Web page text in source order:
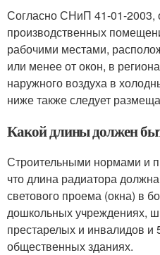
Согласно СНиП 41-01-2003,
производственных
рабочими местами,
или менее от окон, в
наружного воздуха в
ниже также следует
Какой длины должен
Строительными нормами и
что длина радиатора
светового проема (окна) в
дошкольных учреждениях,
престарелых и инвалидов
общественных зданиях.